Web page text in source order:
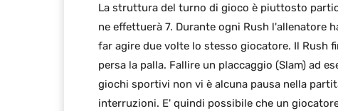
La struttura del turno di gioco è piuttosto
ne effettuerà 7. Durante ogni Rush l'allenatore
far agire due volte lo stesso giocatore. Il Rush
persa la palla. Fallire un placcaggio (Slam) ad
giochi sportivi non vi è alcuna pausa nella
interruzioni. E' quindi possibile che un